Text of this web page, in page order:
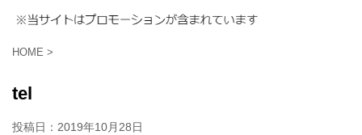
HOME >
tel
投稿日： 2019年10月28日